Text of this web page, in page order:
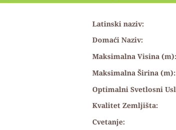
Latinski naziv:
Domaći Naziv:
Maksimalna Visina (m):
Maksimalna Širina (m):
Optimalni Svetlosni
Kvalitet Zemljišta:
Cvetanje: